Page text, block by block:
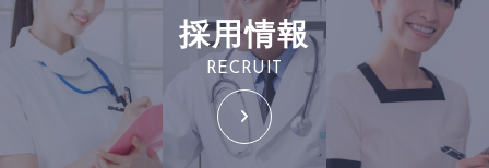
採用情報
RECRUIT